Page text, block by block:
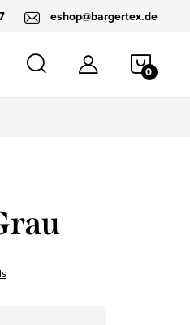
eshop@bargertex.de